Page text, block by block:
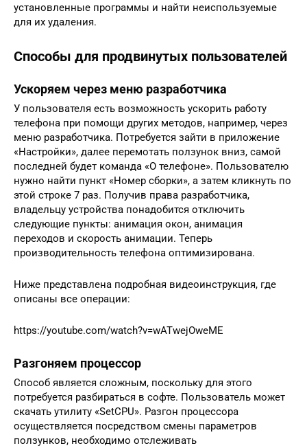
установленные программы и найти неиспользуемые
для их удаления.
Способы для продвинутых пользователей
Ускоряем через меню разработчика
У пользователя есть возможность ускорить работу
телефона при помощи других методов, например, через
меню разработчика. Потребуется зайти в приложение
«Настройки», далее перемотать ползунок вниз, самой
последней будет команда «О телефоне». Пользователю
нужно найти пункт «Номер сборки», а затем кликнуть по
этой строке 7 раз. Получив права разработчика,
владельцу устройства понадобится отключить
следующие пункты: анимация окон, анимация
переходов и скорость анимации. Теперь
производительность телефона оптимизирована.
Ниже представлена подробная видеоинструкция, где
описаны все операции:
https://youtube.com/watch?v=wATwejOweME
Разгоняем процессор
Способ является сложным, поскольку для этого
потребуется разбираться в софте. Пользователь может
скачать утилиту «SetCPU». Разгон процессора
осуществляется посредством смены параметров
ползунков, необходимо отслеживать